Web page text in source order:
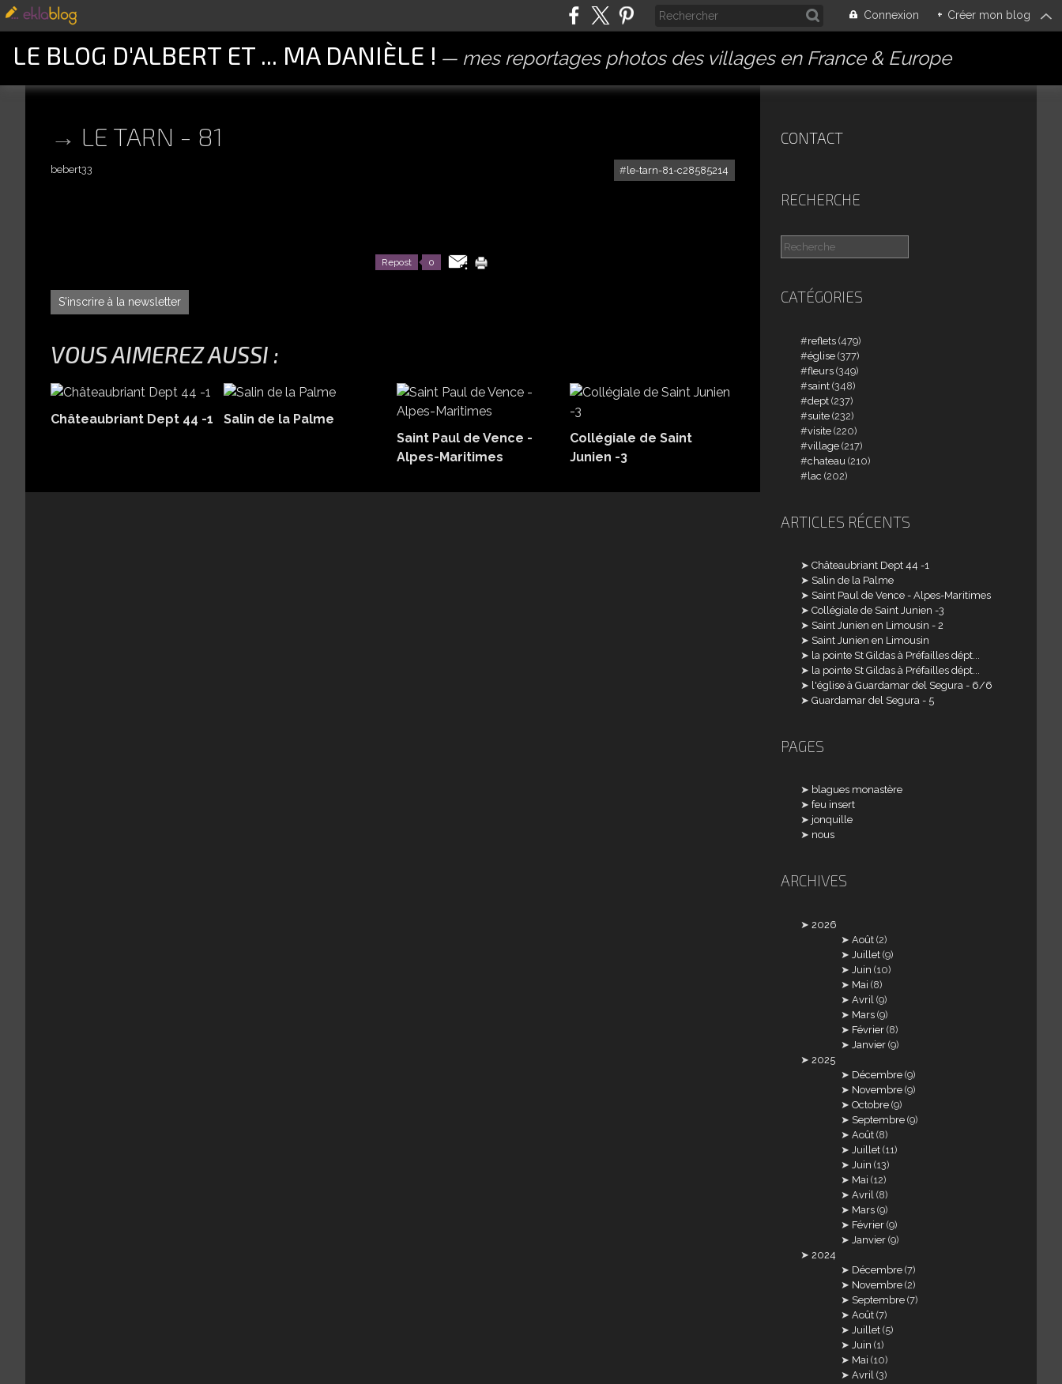
Connexion + Créer mon blog
LE BLOG D'ALBERT ET ... MA DANIÈLE ! mes reportages photos des villages en France & Europe
LE TARN - 81
le-tarn-81-c28585214
bebert33
Repost 0
S'inscrire à la newsletter
VOUS AIMEREZ AUSSI :
Châteaubriant Dept 44 -1
Salin de la Palme
Saint Paul de Vence -
Alpes-Maritimes
Collégiale de Saint
Junien -3
CONTACT
RECHERCHE
CATÉGORIES
reflets (479)
église (377)
fleurs (349)
saint (348)
dept (237)
suite (232)
visite (220)
village (217)
chateau (210)
lac (202)
ARTICLES RÉCENTS
Châteaubriant Dept 44 -1
Salin de la Palme
Saint Paul de Vence - Alpes-Maritimes
Collégiale de Saint Junien -3
Saint Junien en Limousin - 2
Saint Junien en Limousin
la pointe St Gildas à Préfailles dépt...
la pointe St Gildas à Préfailles dépt...
l'église à Guardamar del Segura - 6/6
Guardamar del Segura - 5
PAGES
blagues monastère
feu insert
jonquille
nous
ARCHIVES
2026
Août (2)
Juillet (9)
Juin (10)
Mai (8)
Avril (9)
Mars (9)
Février (8)
Janvier (9)
2025
Décembre (9)
Novembre (9)
Octobre (9)
Septembre (9)
Août (8)
Juillet (11)
Juin (13)
Mai (12)
Avril (8)
Mars (9)
Février (9)
Janvier (9)
2024
Décembre (7)
Novembre (2)
Septembre (7)
Août (7)
Juillet (5)
Juin (1)
Mai (10)
Avril (3)